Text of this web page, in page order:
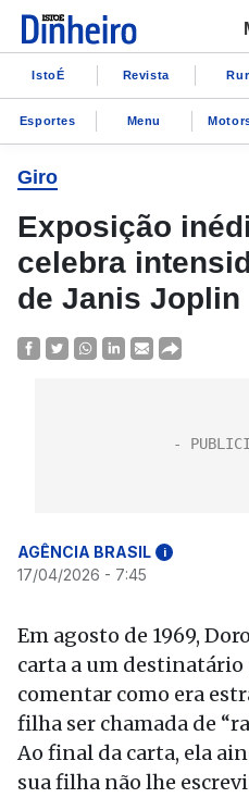
IstoÉ Revista
Esportes Menu
Giro
Exposição
celebra
de Janis Joplin
AGÊNCIA BRASIL i
17/04/2026 - 7:45
Em agosto de 1969,
carta a um
comentar como era
filha ser chamada de
Ao final da carta, ela
sua filha não lhe